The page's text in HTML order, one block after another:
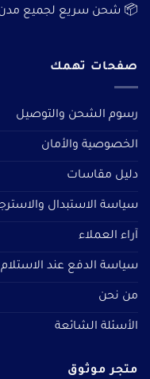
📦 شحن سريع لجميع مدن
صفحات تهمك
رسوم الشحن والتوصيل
الخصوصية والأمان
دليل مقاسات
سياسة الاستبدال
آراء العملاء
سياسة الدفع عند الاستلام
من نحن
الأسئلة الشائعة
متجر موثوق